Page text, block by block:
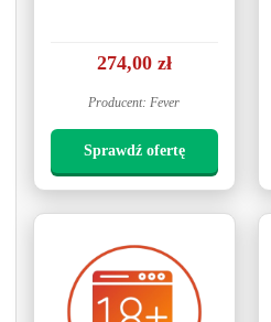
274,00 zł
Producent: Fever
Sprawdź ofertę